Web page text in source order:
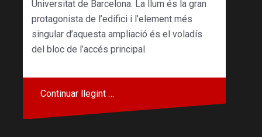
Universitat de Barcelona. La llum és la gran
protagonista de l’edifici i l’element més
singular d’aquesta ampliació és el voladís
del bloc de l’accés principal.
Continuar llegint …